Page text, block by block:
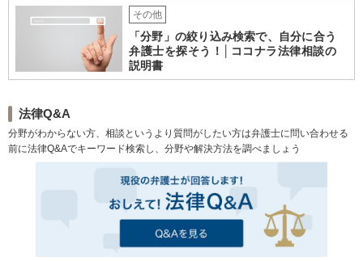
の警告に応じることもあります。 メンズエステ業界に精通した弁護士
に相談されるといいでしょう、
その他
「分野」の絞り込み検索で、自分に合う
弁護士を探そう！│ココナラ法律相談の
説明書
法律Q&A
分野がわからない方、相談というより質問がしたい方は弁護士に問い合わせる
前に法律Q&Aでキーワード検索し、分野や解決方法を調べましょう